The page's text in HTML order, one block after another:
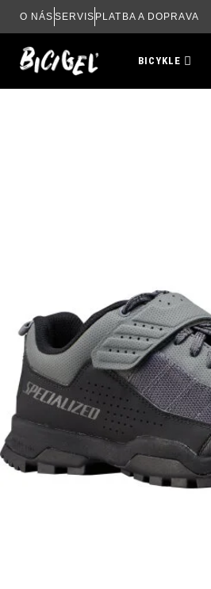
Preskočiť
obsah
O NÁS SERVIS PLATBA A DOPRAVA
BICYKLE